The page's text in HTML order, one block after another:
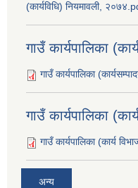
(कार्यविधि) नियमावली,
गाउँ कार्यपालिका
गाउँ कार्यपालिका
गाउँ कार्यपालिका
गाउँ कार्यपालिका (कार्य
अन्य